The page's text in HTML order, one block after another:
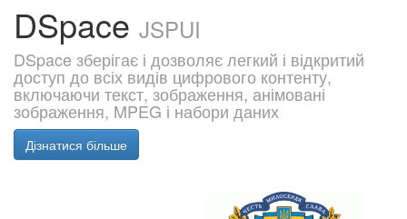
DSpace JSPUI
DSpace зберігає і дозволяє легкий і відкритий
доступ до всіх видів цифрового контенту,
включаючи текст, зображення, анімовані
зображення, MPEG і набори даних
Дізнатися більше